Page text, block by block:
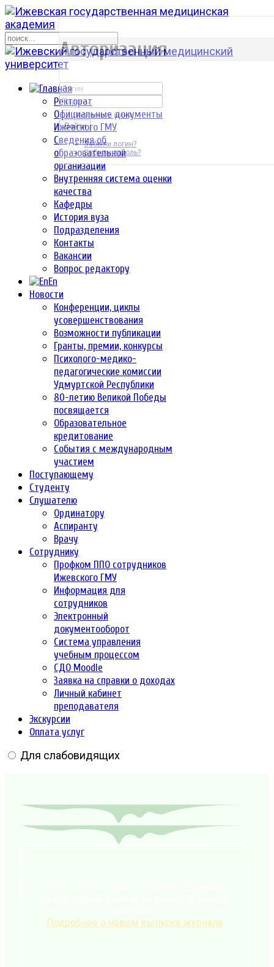
Ректорат
Официальные документы
Ижевского ГМУ
Сведения об
образовательной
организации
Внутренняя система оценки
качества
Кафедры
История вуза
Подразделения
Контакты
Вакансии
Вопрос редактору
En
Новости
Конференции, циклы
усовершенствования
Возможности публикации
Гранты, премии, конкурсы
Психолого-медико-
педагогические комиссии
Удмуртской Республики
80-летию Великой Победы
посвящается
Образовательное
кредитование
События с международным
участием
Поступающему
Студенту
Слушателю
Ординатору
Аспиранту
Врачу
Сотруднику
Профком ППО сотрудников
Ижевского ГМУ
Информация для
сотрудников
Электронный
документооборот
Система управления
учебным процессом
СДО Moodle
Заявка на справки о доходах
Личный кабинет
преподавателя
Экскурсии
Оплата услуг
Для слабовидящих
Подробнее о новом выпуске журнала
р
Авторизация
Запомнить меня
Войти
Забыли логин?
Забыли пароль?